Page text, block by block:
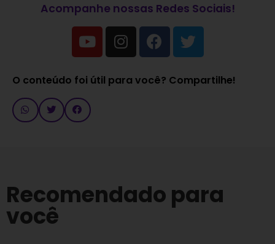
Acompanhe nossas Redes Sociais!
O conteúdo foi útil para você? Compartilhe!
Recomendado para
você